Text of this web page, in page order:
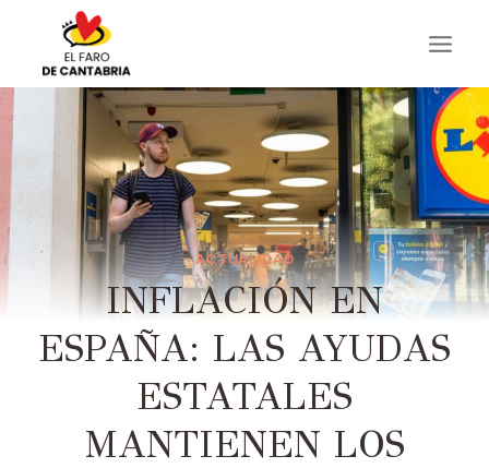
contenido
ACTUALIDAD
INFLACIÓN EN
ESPAÑA: LAS AYUDAS
ESTATALES
MANTIENEN LOS